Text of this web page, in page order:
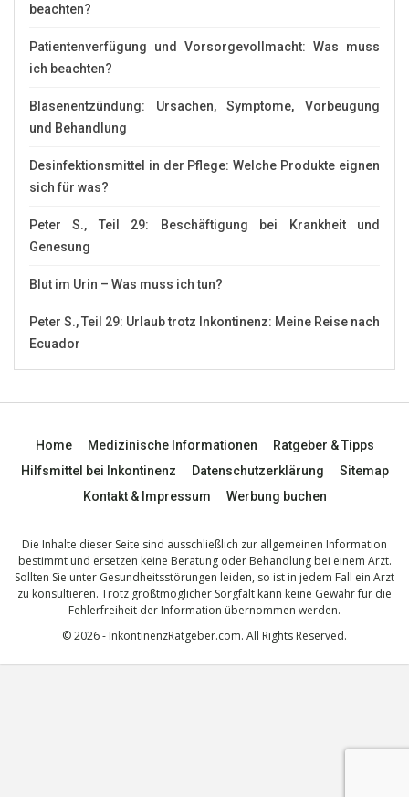
beachten?
Patientenverfügung und Vorsorgevollmacht: Was muss
ich beachten?
Blasenentzündung: Ursachen, Symptome, Vorbeugung
und Behandlung
Desinfektionsmittel in der Pflege: Welche Produkte eignen
sich für was?
Peter S., Teil 29: Beschäftigung bei Krankheit und
Genesung
Blut im Urin – Was muss ich tun?
Peter S., Teil 29: Urlaub trotz Inkontinenz: Meine Reise nach
Ecuador
Home Medizinische Informationen
Ratgeber & Tipps
Hilfsmittel bei Inkontinenz
Datenschutzerklärung
Sitemap
Kontakt & Impressum
Werbung buchen
Die Inhalte dieser Seite sind ausschließlich zur allgemeinen Information
bestimmt und ersetzen keine Beratung oder Behandlung bei einem Arzt.
Sollten Sie unter Gesundheitsstörungen leiden, so ist in jedem Fall ein Arzt
zu konsultieren. Trotz größtmöglicher Sorgfalt kann keine Gewähr für die
Fehlerfreiheit der Information übernommen werden.
© 2026 - InkontinenzRatgeber.com. All Rights Reserved.